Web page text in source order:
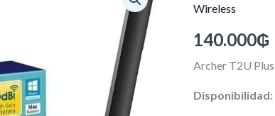
Wireless
140.000₲
Archer T2U Plus
Disponibilidad:
TP-
AC600
T2U
USB